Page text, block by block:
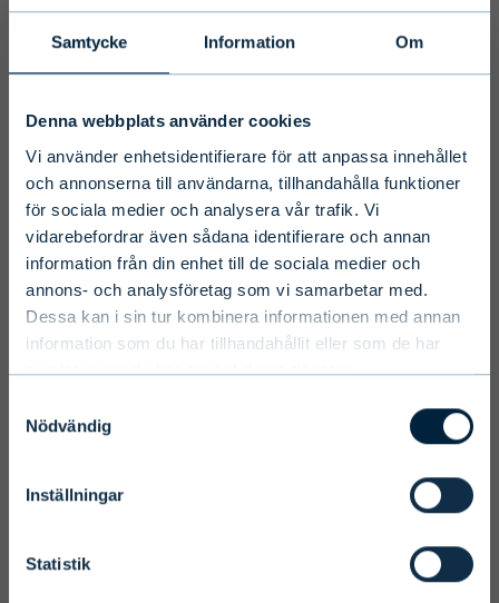
Samtycke Information Om
Denna webbplats använder cookies
Vi använder enhetsidentifierare för att anpassa innehållet
och annonserna till användarna, tillhandahålla funktioner
för sociala medier och analysera vår trafik. Vi
vidarebefordrar även sådana identifierare och annan
information från din enhet till de sociala medier och
annons- och analysföretag som vi samarbetar med.
Dessa kan i sin tur kombinera informationen med annan
information som du har tillhandahållit eller som de har
samlat in när du har använt deras tjänster.
Nödvändig
Inställningar
Statistik
Primary
Disclaimer
To ensure we serve you with the most
relevant information please select your
language, country and investor type.
Select country
Select language
Terms and conditions
We ask you to take into account the